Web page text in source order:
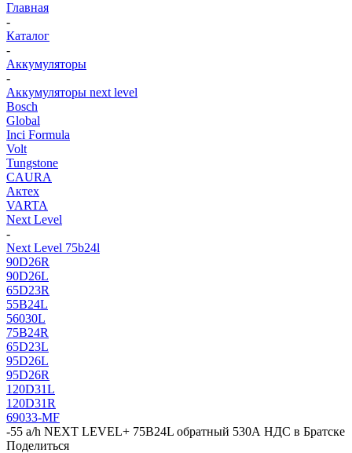
Главная
-
Каталог
-
Аккумуляторы
-
Аккумуляторы next level
Bosch
Global
Inci Formula
Volt
Tungstone
CAURA
Актех
VARTA
Next Level
-
Next Level 75b24l
90D26R
90D26L
65D23R
55B24L
56030L
75B24R
65D23L
95D26L
95D26R
120D31L
120D31R
69033-MF
-55 a/h NEXT LEVEL+ 75B24L обратный 530А НДС в Братске
Поделиться